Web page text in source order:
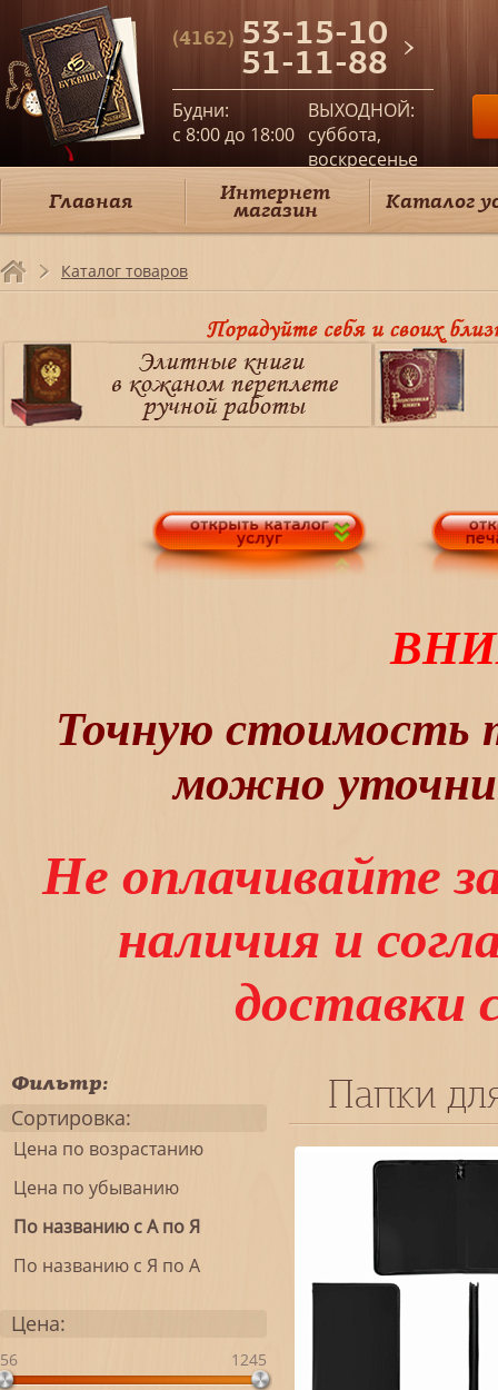
(4162) 53-15-10
51-11-88
Будни:
c 8:00 до 18:00
ВЫХОДНОЙ:
суббота,
воскресенье
Главная Интернет
магазин Каталог
Каталог товаров
Точную стоимость
можно
Не оплачивайте
наличия и
доставки
Фильтр:
Сортировка:
Цена по возрастанию
Цена по убыванию
По названию с А по Я
По названию с Я по А
Цена:
56 1245
Папки